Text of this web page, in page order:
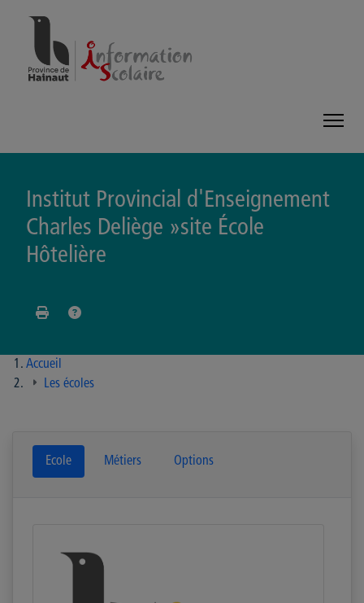
Institut Provincial d'Enseignement
Charles Deliège »site École
Hôtelière
Accueil
Les écoles
Ecole Métiers Options